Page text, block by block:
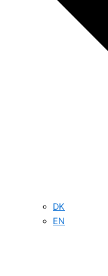
DK
EN